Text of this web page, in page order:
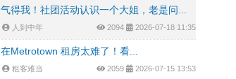
气得我！社团活动认识一个大姐，老是问...
人到中年 2094 2026-07-18 11:35
在Metrotown 租房太难了！看...
租客难当 2059 2026-07-15 13:53